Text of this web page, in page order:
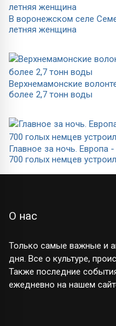
В воронежском селе
летняя женщина
Верхнемамонские
более 2,7 тонн воды
Главное за ночь. Европа
700 голых немцев
О нас
Только самые важные и
дня. Все о культуре,
Также последние
ежедневно на нашем